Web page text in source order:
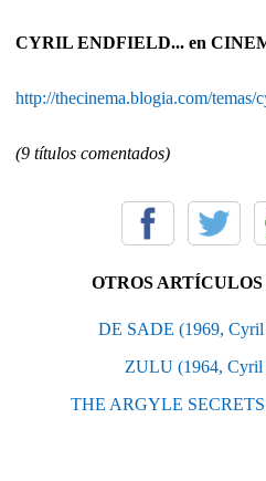
CYRIL ENDFIELD... en
http://thecinema.blogia.com/temas/
(9 títulos comentados)
OTROS
DE SADE (1969, Cyril
ZULU (1964, Cyril
THE ARGYLE